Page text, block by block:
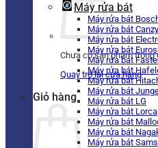
Chưa có sản phẩm trong
Quay trở lại cửa hàng
Giỏ hàng
Máy rửa bát
Máy rửa bát
Máy rửa bát Canzy
Máy rửa bát
Máy rửa bát
Máy rửa bát
Máy rửa bát
Máy rửa bát
Máy rửa bát
Máy rửa bát LG
Máy rửa bát Lorca
Máy rửa bát
Máy rửa bát
Máy rửa bát